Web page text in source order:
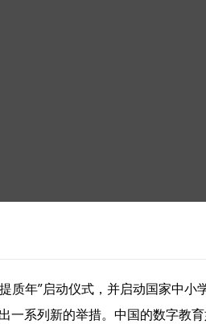
年”启动仪式，并启动国家中
系列新的举措。中国的数字教